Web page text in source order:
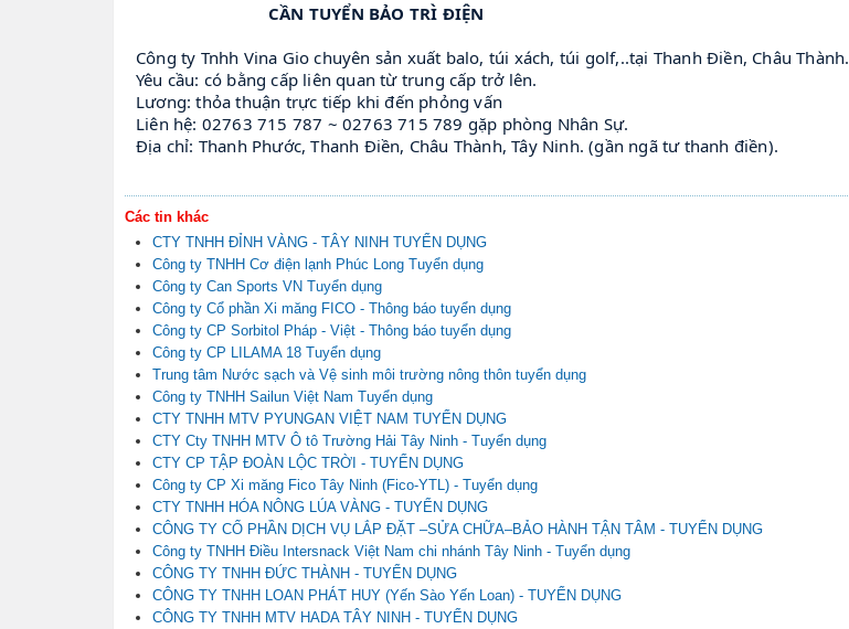
CẦN TUYỂN BẢO TRÌ ĐIỆN
Công ty Tnhh Vina Gio chuyên sản xuất balo, túi xách, túi golf,..tại Thanh Điền, Châu Thành.
Yêu cầu: có bằng cấp liên quan từ trung cấp trở lên.
Lương: thỏa thuận trực tiếp khi đến phỏng vấn
Liên hệ: 02763 715 787 ~ 02763 715 789 gặp phòng Nhân Sự.
Địa chỉ: Thanh Phước, Thanh Điền, Châu Thành, Tây Ninh. (gần ngã tư thanh điền).
Các tin khác
CTY TNHH ĐỈNH VÀNG - TÂY NINH TUYỂN DỤNG
Công ty TNHH Cơ điện lạnh Phúc Long Tuyển dụng
Công ty Can Sports VN Tuyển dụng
Công ty Cổ phần Xi măng FICO - Thông báo tuyển dụng
Công ty CP Sorbitol Pháp - Việt - Thông báo tuyển dụng
Công ty CP LILAMA 18 Tuyển dụng
Trung tâm Nước sạch và Vệ sinh môi trường nông thôn tuyển dụng
Công ty TNHH Sailun Việt Nam Tuyển dụng
CTY TNHH MTV PYUNGAN VIỆT NAM TUYỂN DỤNG
CTY Cty TNHH MTV Ô tô Trường Hải Tây Ninh - Tuyển dụng
CTY CP TẬP ĐOÀN LỘC TRỜI - TUYỂN DỤNG
Công ty CP Xi măng Fico Tây Ninh (Fico-YTL) - Tuyển dụng
CTY TNHH HÓA NÔNG LÚA VÀNG - TUYỂN DỤNG
CÔNG TY CỔ PHẦN DỊCH VỤ LẮP ĐẶT –SỬA CHỮA–BẢO HÀNH TẬN TÂM - TUYỂN DỤNG
Công ty TNHH Điều Intersnack Việt Nam chi nhánh Tây Ninh - Tuyển dụng
CÔNG TY TNHH ĐỨC THÀNH - TUYỂN DỤNG
CÔNG TY TNHH LOAN PHÁT HUY (Yến Sào Yến Loan) - TUYỂN DỤNG
CÔNG TY TNHH MTV HADA TÂY NINH - TUYỂN DỤNG